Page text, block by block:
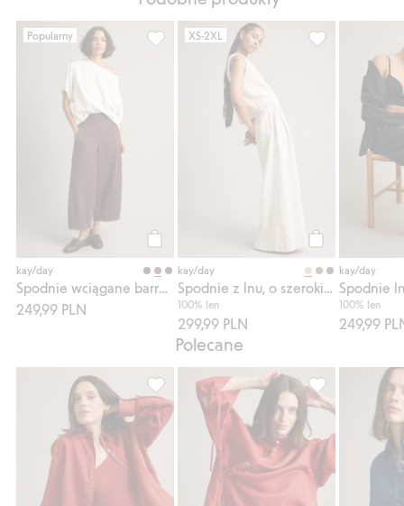
Popularny
kay/day
249,99 PLN
Spodnie wciągane barrel fit, Dodaj do
XS-2XL
Kup
kay/day
100% len
299,99 PLN
Spodnie z
kay/day
100% len
249,99
Polecane
Koszula oversize z lnu, Dodaj do listy
Bluzka lniana